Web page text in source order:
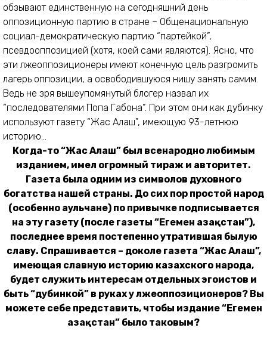
обзывают единственную на сегодняшний день
оппозиционную партию в стране – Общенациональную
социал-демократическую партию “партейкой”,
псевдооппозицией (хотя, коей сами являются). Ясно, что
эти лжеоппозиционеры имеют конечную цель разгромить
лагерь оппозиции, а освободившуюся нишу занять самим.
Ведь не зря вышеупомянутый блогер назвал их
“последователями Попа Габона”. При этом они как дубинку
используют газету “Жас Алаш”, имеющую 93-летнюю
историю...
Когда-то “Жас Алаш” был всенародно любимым
изданием, имел огромный тираж и авторитет.
Газета была одним из символов духовного
богатства нашей страны. До сих пор простой народ
(особенно аульчане) по привычке подписывается
на эту газету (после газеты “Егемен Қазақстан”),
последнее время постепенно утратившая былую
славу. Спрашивается – доколе газета “Жас Алаш”,
имеющая славную историю казахского народа,
будет служить интересам отдельных эгоистов и
быть “дубинкой” в руках у лжеоппозиционеров? Вы
можете себе представить, чтобы издание “Егемен
Қазақстан” было таковым?